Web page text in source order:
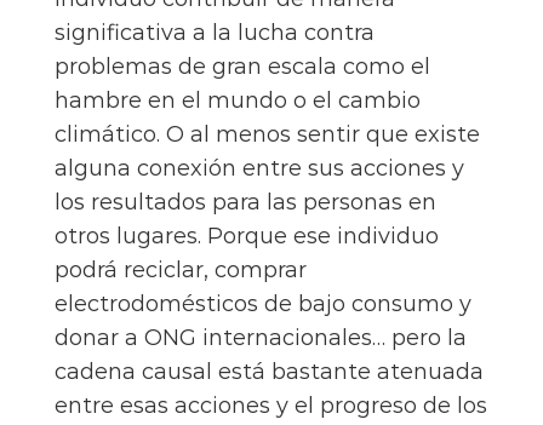
significativa a la lucha contra
problemas de gran escala como el
hambre en el mundo o el cambio
climático. O al menos sentir que existe
alguna conexión entre sus acciones y
los resultados para las personas en
otros lugares. Porque ese individuo
podrá reciclar, comprar
electrodomésticos de bajo consumo y
donar a ONG internacionales… pero la
cadena causal está bastante atenuada
entre esas acciones y el progreso de los